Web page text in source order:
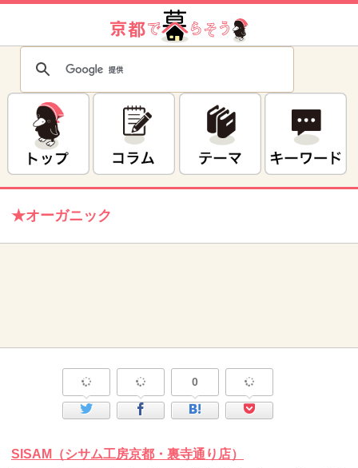
★オーガニック
0
SISAM（シサム工房京都・裏寺通り店）